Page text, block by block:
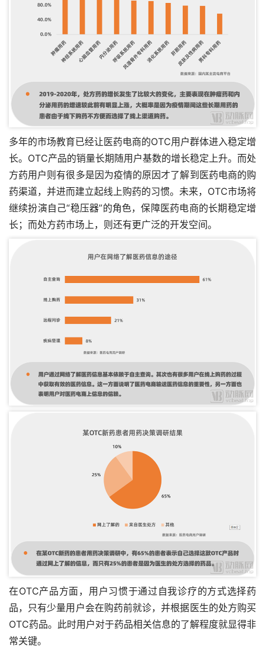
多年的市场教育已经让医药电商的OTC用户群体进入稳定增
长。OTC产品的销量长期随用户基数的增长稳定上升。而处
方药用户则有很多是因为疫情的原因才了解到医药电商的购
药渠道，并进而建立起线上购药的习惯。未来，OTC市场将
继续扮演自己“稳压器”的角色，保障医药电商的长期稳定增
长；而处方药市场上，则还有更广泛的开发空间。
在OTC产品方面，用户习惯于通过自我诊疗的方式选择药
品，只有少量用户会在购药前就诊，并根据医生的处方购买
OTC药品。此时用户对于药品相关信息的了解程度就显得非
常关键。